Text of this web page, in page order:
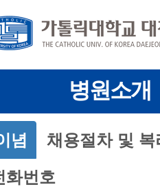
병원소개
념 채용절차 및 복
화번호